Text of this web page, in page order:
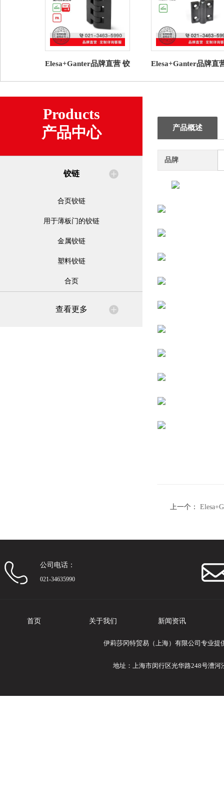
Elesa+Ganter品牌直营 铰
聚合体
Elesa+Ganter品牌直
可锁定
Products
产品中心
铰链
合页铰链
用于薄板门的铰链
金属铰链
塑料铰链
合页
查看更多
产品概述
品牌
上一个：
公司电话：
021-34635990
首页 关于我们 新闻资讯
伊莉莎冈特贸易（上海）有限公司专业提
地址：上海市闵行区光华路248号漕